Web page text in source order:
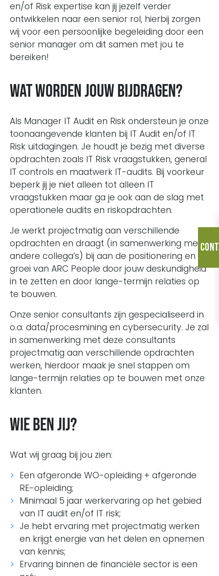
en/of Risk expertise kan jij jezelf verder
ontwikkelen naar een senior rol, hierbij zorgen
wij voor een persoonlijke begeleiding door een
senior manager om dit samen met jou te
bereiken!
Wat worden jouw bijdragen?
Als Manager IT Audit en Risk ondersteun je onze
toonaangevende klanten bij IT Audit en/of IT
Risk uitdagingen. Je houdt je bezig met diverse
opdrachten zoals IT Risk vraagstukken, general
IT controls en maatwerk IT-audits. Bij voorkeur
beperk jij je niet alleen tot alleen IT
vraagstukken maar ga je ook aan de slag met
operationele audits en riskopdrachten.
Je werkt projectmatig aan verschillende
opdrachten en draagt (in samenwerking met
andere collega’s) bij aan de positionering en
groei van ARC People door jouw deskundigheid
in te zetten en door lange-termijn relaties op
te bouwen.
Onze senior consultants zijn gespecialiseerd in
o.a. data/procesmining en cybersecurity. Je zal
in samenwerking met deze consultants
projectmatig aan verschillende opdrachten
werken, hierdoor maak je snel stappen om
lange-termijn relaties op te bouwen met onze
klanten.
Wie ben jij?
Wat wij graag bij jou zien:
Een afgeronde WO-opleiding + afgeronde
RE-opleiding;
Minimaal 5 jaar werkervaring op het gebied
van IT audit en/of IT risk;
Je hebt ervaring met projectmatig werken
en krijgt energie van het delen en opnemen
van kennis;
Ervaring binnen de financiële sector is een